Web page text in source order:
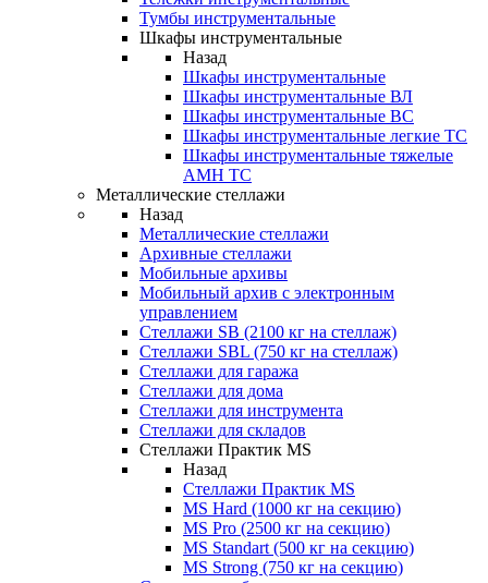
Тумбы инструментальные
Шкафы инструментальные
Назад
Шкафы инструментальные
Шкафы инструментальные ВЛ
Шкафы инструментальные ВС
Шкафы инструментальные легкие ТС
Шкафы инструментальные тяжелые
AMH TC
Металлические стеллажи
Назад
Металлические стеллажи
Архивные стеллажи
Мобильные архивы
Мобильный архив с электронным
управлением
Стеллажи SB (2100 кг на стеллаж)
Стеллажи SBL (750 кг на стеллаж)
Стеллажи для гаража
Стеллажи для дома
Стеллажи для инструмента
Стеллажи для складов
Стеллажи Практик MS
Назад
Стеллажи Практик MS
MS Hard (1000 кг на секцию)
MS Pro (2500 кг на секцию)
MS Standart (500 кг на секцию)
MS Strong (750 кг на секцию)